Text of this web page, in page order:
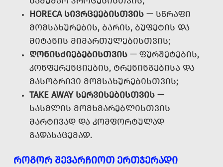
HORECA ᲡᲘᲕᲠᲪᲔᲔᲑᲘᲡᲗᲕᲘᲡ — ᲡᲬᲠᲐᲤᲘ
ᲛᲝᲛᲡᲐᲮᲣᲠᲔᲑᲘᲡ, ᲑᲐᲠᲘᲡ, ᲑᲣᲤᲔᲢᲘᲡ ᲓᲐ
ᲛᲘᲢᲐᲜᲘᲡ ᲛᲘᲛᲐᲠᲗᲣᲚᲔᲑᲘᲡᲗᲕᲘᲡ;
ᲦᲝᲜᲘᲡᲫᲘᲔᲑᲔᲑᲘᲡᲗᲕᲘᲡ — ᲤᲣᲠᲨᲔᲢᲔᲑᲘᲡ,
ᲙᲝᲜᲤᲔᲠᲔᲜᲪᲘᲔᲑᲘᲡ, ᲢᲠᲔᲜᲘᲜᲒᲔᲑᲘᲡᲐ ᲓᲐ
ᲛᲐᲡᲝᲑᲠᲘᲕᲘ ᲛᲝᲛᲡᲐᲮᲣᲠᲔᲑᲘᲡᲗᲕᲘᲡ;
TAKE AWAY ᲡᲔᲠᲕᲘᲡᲔᲑᲘᲡᲗᲕᲘᲡ —
ᲡᲐᲡᲛᲚᲘᲡ ᲛᲝᲛᲮᲛᲐᲠᲔᲑᲚᲘᲡᲗᲕᲘᲡ
ᲛᲐᲠᲢᲘᲕᲐᲓ ᲓᲐ ᲙᲝᲛᲤᲝᲠᲢᲣᲚᲐᲓ
ᲒᲐᲓᲐᲡᲐᲪᲔᲛᲐᲓ.
ᲠᲝᲒᲝᲠ ᲨᲔᲕᲐᲠᲩᲘᲝᲗ ᲔᲠᲗᲯᲔᲠᲐᲓᲘ